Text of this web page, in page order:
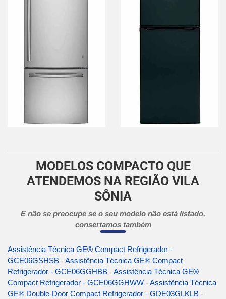
MODELOS COMPACTO QUE
ATENDEMOS NA REGIÃO VILA
SÔNIA
E não se preocupe se o seu modelo não está listado,
consertamos também
Assistência Técnica GE® Compact Refrigerador -
GCE06GSHSB -Assistência Técnica GE® Compact
Refrigerador - GCE06GGHBB -Assistência Técnica GE®
Compact Refrigerador - GCE06GGHWW -Assistência Técnica
GE® Double-Door Compact Refrigerador - GDE03GLKLB -